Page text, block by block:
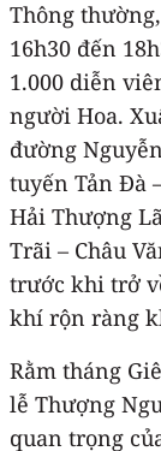
Thông
16h30 đến
1.000 diễn
người Hoa.
đường
tuyến Tản Đà
Hải Thượng
Trãi – Châu
trước khi trở
khí rộn ràng
Rằm tháng
lễ Thượng
quan trọng